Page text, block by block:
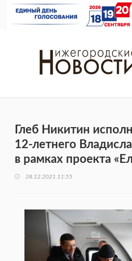
Глеб Никитин
12-летнего
в рамках проекта
28.12.2021 11:55